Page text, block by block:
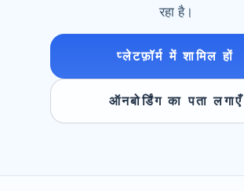
रहा है।
प्लेटफ़ॉर्म में शामिल हों
ऑनबोर्डिंग का पता लगाएँ